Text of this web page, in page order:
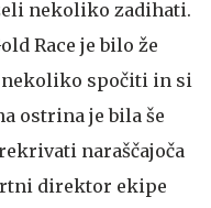
nekoliko zadihati.
Race je bilo že
nekoliko spočiti in si
ostrina je bila še
naraščajoča
direktor ekipe